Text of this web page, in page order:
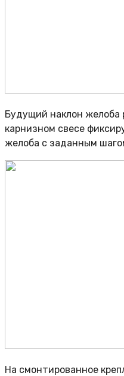
Будущий наклон желоба
карнизном свесе
желоба с заданным
На смонтированное